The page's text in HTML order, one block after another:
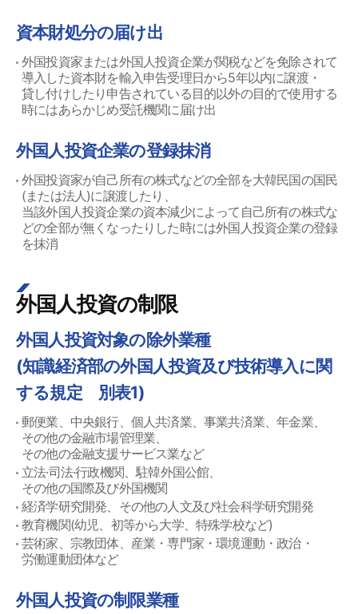
資本財処分の届け出
外国投資家または外国人投資企業が関税などを免除されて
導入した資本財を輸入申告受理日から5年以内に譲渡・
貸し付けしたり申告されている目的以外の目的で使用する
時にはあらかじめ受託機関に届け出
外国人投資企業の登録抹消
外国投資家が自己所有の株式などの全部を大韓民国の国民
(または法人)に譲渡したり、
当該外国人投資企業の資本減少によって自己所有の株式な
どの全部が無くなったりした時には外国人投資企業の登録
を抹消
外国人投資の制限
外国人投資対象の除外業種
(知識経済部の外国人投資及び技術導入に関
する規定 別表1)
郵便業、中央銀行、個人共済業、事業共済業、年金業、
その他の金融市場管理業、
その他の金融支援サービス業など
立法·司法·行政機関、駐韓外国公館、
その他の国際及び外国機関
経済学研究開発、その他の人文及び社会科学研究開発
教育機関(幼児、初等から大学、特殊学校など)
芸術家、宗教団体、産業・専門家・環境運動・政治・
労働運動団体など
外国人投資の制限業種